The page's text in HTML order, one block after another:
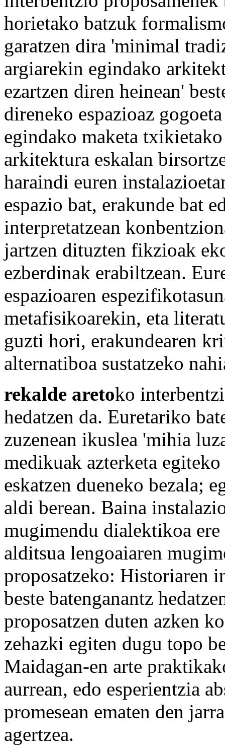
horietako batzuk
garatzen dira 'minimal
argiarekin egindako
ezartzen diren heinean'
direneko espazioaz
egindako maketa
arkitektura eskalan
haraindi euren
espazio bat, erakunde bat
interpretatzean
jartzen dituzten fikzioak
ezberdinak erabiltzean.
espazioaren
metafisikoarekin, eta
guzti hori, erakundearen
alternatiboa sustatzeko
rekalde aretoko
hedatzen da. Euretariko
zuzenean ikuslea 'mihia
medikuak azterketa
eskatzen dueneko bezala;
aldi berean. Baina
mugimendu dialektikoa
alditsua lengoaiaren
proposatzeko: Historiaren
beste batenganantz
proposatzen duten azken
zehazki egiten dugu topo
Maidagan-en arte
aurrean, edo esperientzia
promesean ematen den
agertzea.